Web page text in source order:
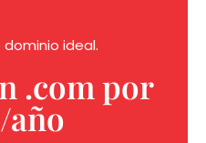
ideal.
.com por
año